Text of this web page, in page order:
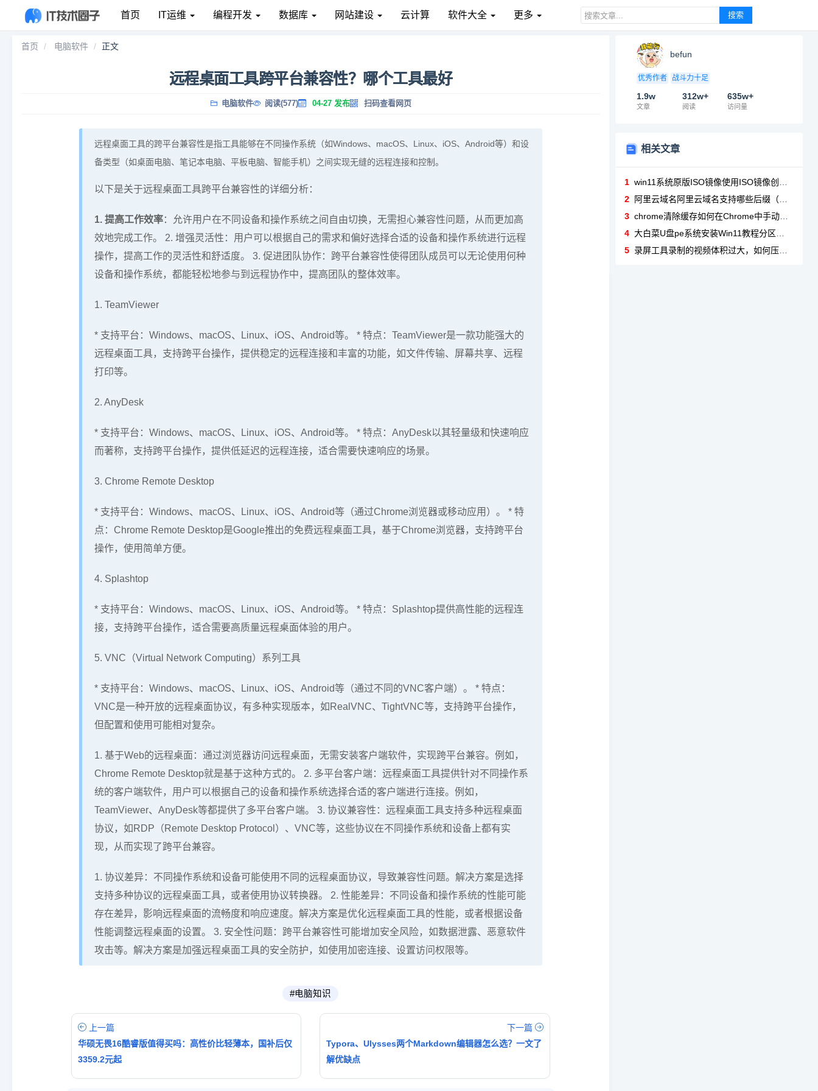
首页 IT运维 编程开发 数据库 网站建设 云计算 软件大全 更多 搜索
首页 电脑软件 正文
远程桌面工具跨平台兼容性？哪个工具最好
电脑软件 阅读(577) 04-27 发布 扫码查看网页
远程桌面工具的跨平台兼容性是指工具能够在不同操作系统（如Windows、macOS、Linux、iOS、Android等）和设
备类型（如桌面电脑、笔记本电脑、平板电脑、智能手机）之间实现无缝的远程连接和控制。
以下是关于远程桌面工具跨平台兼容性的详细分析：
1. 提高工作效率：允许用户在不同设备和操作系统之间自由切换，无需担心兼容性问题，从而更加高
效地完成工作。 2. 增强灵活性：用户可以根据自己的需求和偏好选择合适的设备和操作系统进行远程
操作，提高工作的灵活性和舒适度。 3. 促进团队协作：跨平台兼容性使得团队成员可以无论使用何种
设备和操作系统，都能轻松地参与到远程协作中，提高团队的整体效率。
1. TeamViewer
* 支持平台：Windows、macOS、Linux、iOS、Android等。 * 特点：TeamViewer是一款功能强大的
远程桌面工具，支持跨平台操作，提供稳定的远程连接和丰富的功能，如文件传输、屏幕共享、远程
打印等。
2. AnyDesk
* 支持平台：Windows、macOS、Linux、iOS、Android等。 * 特点：AnyDesk以其轻量级和快速响应
而著称，支持跨平台操作，提供低延迟的远程连接，适合需要快速响应的场景。
3. Chrome Remote Desktop
* 支持平台：Windows、macOS、Linux、iOS、Android等（通过Chrome浏览器或移动应用）。 * 特
点：Chrome Remote Desktop是Google推出的免费远程桌面工具，基于Chrome浏览器，支持跨平台
操作，使用简单方便。
4. Splashtop
* 支持平台：Windows、macOS、Linux、iOS、Android等。 * 特点：Splashtop提供高性能的远程连
接，支持跨平台操作，适合需要高质量远程桌面体验的用户。
5. VNC（Virtual Network Computing）系列工具
* 支持平台：Windows、macOS、Linux、iOS、Android等（通过不同的VNC客户端）。 * 特点：
VNC是一种开放的远程桌面协议，有多种实现版本，如RealVNC、TightVNC等，支持跨平台操作，
但配置和使用可能相对复杂。
1. 基于Web的远程桌面：通过浏览器访问远程桌面，无需安装客户端软件，实现跨平台兼容。例如，
Chrome Remote Desktop就是基于这种方式的。 2. 多平台客户端：远程桌面工具提供针对不同操作系
统的客户端软件，用户可以根据自己的设备和操作系统选择合适的客户端进行连接。例如，
TeamViewer、AnyDesk等都提供了多平台客户端。 3. 协议兼容性：远程桌面工具支持多种远程桌面
协议，如RDP（Remote Desktop Protocol）、VNC等，这些协议在不同操作系统和设备上都有实
现，从而实现了跨平台兼容。
1. 协议差异：不同操作系统和设备可能使用不同的远程桌面协议，导致兼容性问题。解决方案是选择
支持多种协议的远程桌面工具，或者使用协议转换器。 2. 性能差异：不同设备和操作系统的性能可能
存在差异，影响远程桌面的流畅度和响应速度。解决方案是优化远程桌面工具的性能，或者根据设备
性能调整远程桌面的设置。 3. 安全性问题：跨平台兼容性可能增加安全风险，如数据泄露、恶意软件
攻击等。解决方案是加强远程桌面工具的安全防护，如使用加密连接、设置访问权限等。
#电脑知识
上一篇
华硕无畏16酷睿版值得买吗：高性价比轻薄本，国补后仅
3359.2元起
下一篇
Typora、Ulysses两个Markdown编辑器怎么选？一文了
解优缺点
befun
优秀作者 战斗力十足
1.9w
文章
312w+
阅读
635w+
访问量
相关文章
1 win11系统原版ISO镜像使用ISO镜像创建U盘启动盘时，推荐哪些工具？
2
阿里云域名阿里云域名支持哪些后缀（如.com/.cn/.net）？
3 chrome清除缓存如何在Chrome中手动清除所有缓存数据？
4 大白菜U盘pe系统安装Win11教程分区与格式化
5 录屏工具录制的视频体积过大，如何压缩而不损失画质？